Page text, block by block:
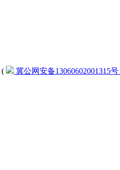
( 冀公网安备13060602001315号